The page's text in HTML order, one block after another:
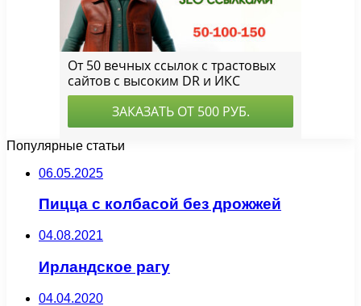
Популярные статьи
06.05.2025
Пицца с колбасой без дрожжей
04.08.2021
Ирландское рагу
04.04.2020